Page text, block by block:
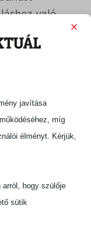
való
miatt két év
is
×
javítása
míg
élményt. Kérjük,
arról, hogy szülője
sütik